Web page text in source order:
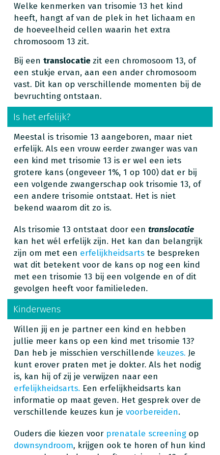
Welke kenmerken van trisomie 13 het kind
heeft, hangt af van de plek in het lichaam en
de hoeveelheid cellen waarin het extra
chromosoom 13 zit.
Bij een translocatie zit een chromosoom 13, of
een stukje ervan, aan een ander chromosoom
vast. Dit kan op verschillende momenten bij de
bevruchting ontstaan.
Is het erfelijk?
Meestal is trisomie 13 aangeboren, maar niet
erfelijk. Als een vrouw eerder zwanger was van
een kind met trisomie 13 is er wel een iets
grotere kans (ongeveer 1%, 1 op 100) dat er bij
een volgende zwangerschap ook trisomie 13, of
een andere trisomie ontstaat. Het is niet
bekend waarom dit zo is.
Als trisomie 13 ontstaat door een translocatie
kan het wél erfelijk zijn. Het kan dan belangrijk
zijn om met een erfelijkheidsarts te bespreken
wat dit betekent voor de kans op nog een kind
met een trisomie 13 bij een volgende en of dit
gevolgen heeft voor familieleden.
Kinderwens
Willen jij en je partner een kind en hebben
jullie meer kans op een kind met trisomie 13?
Dan heb je misschien verschillende keuzes. Je
kunt erover praten met je dokter. Als het nodig
is, kan hij of zij je verwijzen naar een
erfelijkheidsarts. Een erfelijkheidsarts kan
informatie op maat geven. Het gesprek over de
verschillende keuzes kun je voorbereiden.
Ouders die kiezen voor prenatale screening op
downsyndroom, krijgen ook te horen of hun kind